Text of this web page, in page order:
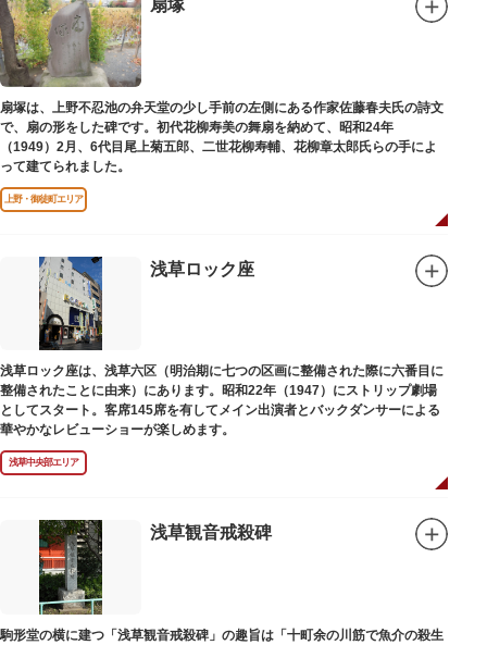
扇塚
扇塚は、上野不忍池の弁天堂の少し手前の左側にある作家佐藤春夫氏の詩文
で、扇の形をした碑です。初代花柳寿美の舞扇を納めて、昭和24年
（1949）2月、6代目尾上菊五郎、二世花柳寿輔、花柳章太郎氏らの手によ
って建てられました。
上野・御徒町エリア
浅草ロック座
浅草ロック座は、浅草六区（明治期に七つの区画に整備された際に六番目に
整備されたことに由来）にあります。昭和22年（1947）にストリップ劇場
としてスタート。客席145席を有してメイン出演者とバックダンサーによる
華やかなレビューショーが楽しめます。
浅草中央部エリア
浅草観音戒殺碑
駒形堂の横に建つ「浅草観音戒殺碑」の趣旨は「十町余の川筋で魚介の殺生